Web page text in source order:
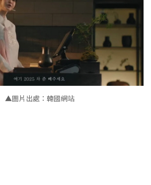
▲圖片出處：韓國網站